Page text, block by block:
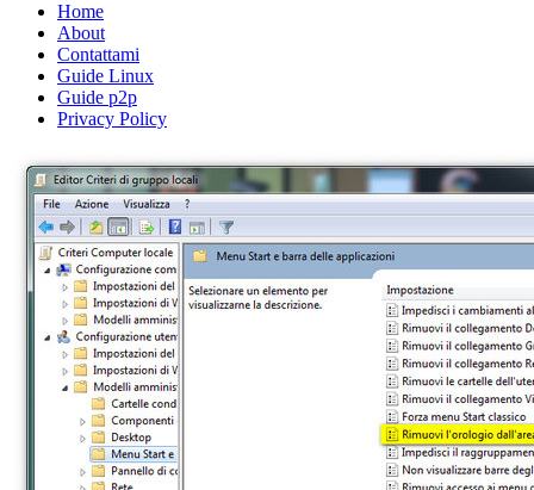
Home
About
Contattami
Guide Linux
Guide p2p
Privacy Policy